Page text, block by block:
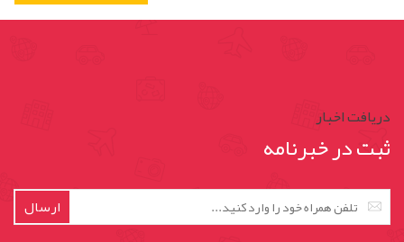
دریافت اخبار
ثبت در خبرنامه
ارسال